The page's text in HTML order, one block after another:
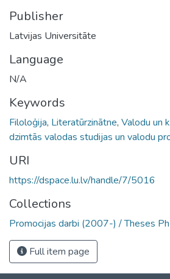
Publisher
Latvijas Universitāte
Language
N/A
Keywords
Filoloģija, Literatūrzinātne, Valodu un
dzimtās valodas studijas un valodu
URI
https://dspace.lu.lv/handle/7/5016
Collections
Promocijas darbi (2007-) / Theses
Full item page